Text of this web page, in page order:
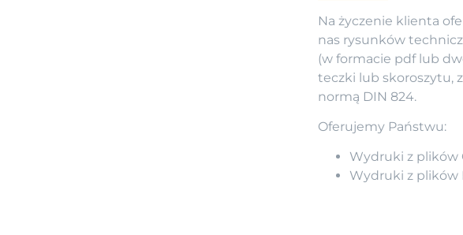
Na życzenie klienta
nas rysunków
(w formacie pdf lub
teczki lub skoroszytu,
normą DIN 824.
Oferujemy Państwu:
Wydruki z plików
Wydruki z plików